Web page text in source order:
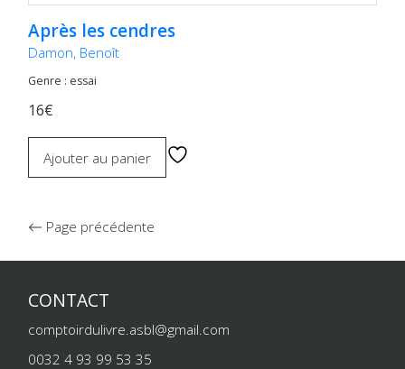
Après les cendres
Damon, Benoît
Genre : essai
16€
Ajouter au panier
Page précédente
CONTACT
comptoirdulivre.asbl@gmail.com
0032 4 93 99 53 35